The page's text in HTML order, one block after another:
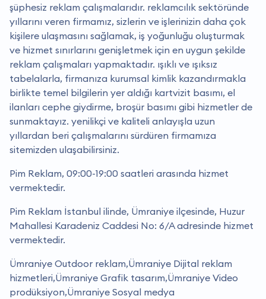
şüphesiz reklam çalışmalarıdır. reklamcılık sektöründe
yıllarını veren firmamız, sizlerin ve işlerinizin daha çok
kişilere ulaşmasını sağlamak, iş yoğunluğu oluşturmak
ve hizmet sınırlarını genişletmek için en uygun şekilde
reklam çalışmaları yapmaktadır. işıklı ve ışıksız
tabelalarla, firmanıza kurumsal kimlik kazandırmakla
birlikte temel bilgilerin yer aldığı kartvizit basımı, el
ilanları cephe giydirme, broşür basımı gibi hizmetler de
sunmaktayız. yenilikçi ve kaliteli anlayışla uzun
yıllardan beri çalışmalarını sürdüren firmamıza
sitemizden ulaşabilirsiniz.
Pim Reklam, 09:00-19:00 saatleri arasında hizmet
vermektedir.
Pim Reklam İstanbul ilinde, Ümraniye ilçesinde, Huzur
Mahallesi Karadeniz Caddesi No: 6/A adresinde hizmet
vermektedir.
Ümraniye Outdoor reklam,Ümraniye Dijital reklam
hizmetleri,Ümraniye Grafik tasarım,Ümraniye Video
prodüksiyon,Ümraniye Sosyal medya